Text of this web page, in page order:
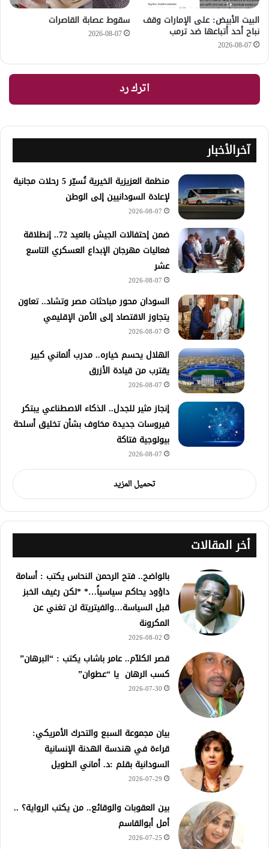
‏البيت الأبيض: على ⁧‫الإمارات‬⁩ وقف
نباح أحد أتباعها ضد ترمب
2026-08-07
سقوط عصابة القاصرات
2026-08-07
اترك رد
آخرالأخبار
منظمة العزيزية الخيرية تُسيّر 5 رحلات مجانية
لإعادة السودانيين إلى الوطن
2026-08-07
ضمن إحتفالات الجيش بالعيد 72.. إنطلاقة
فعاليات مهرجان الإبداع العسكري التاسع
عشر
2026-08-07
السودان محور مباحثات مصر وتشاد.. تعاون
يتجاوز الاقتصاد إلى الأمن الإقليمي
2026-08-07
الهلال يحسم خياره.. مدرب ألماني كبير
يقترب من قيادة الأزرق
2026-08-07
إنجاز مثير للجدل.. الذكاء الاصطناعي يبتكر
فيروسات جديدة مخاوف بشأن تخليق أسلحة
بيولوجية فتاكة
2026-08-07
تحميل المزيد
أخر المقالات
بالواضح.. فتح الرحمن النحاس يكتب : أسامة
داؤود يحاكم سياسياً…* *لكن رغيف الخبز
قبل السياسة…والفيتريتة لن تغني عن
المكرونة
2026-08-02
قصر الكلآم.. عامر باشاب يكتب : “البرهان”
كسب الرهان يا “عطوان”
2026-07-30
بيان مجموعة السبع والتحرك الأمريكي:
قراءة في هندسة الهدنة الإنسانية
السودانية بقلم :د. أماني الطويل
2026-07-29
بين العقوبات والوقائع.. من يكتب الرواية؟ ..
أمل أبوالقاسم
2026-07-25